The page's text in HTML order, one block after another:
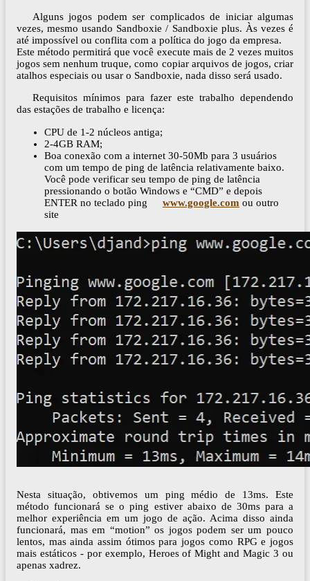
Alguns jogos podem ser complicados de iniciar algumas
vezes, mesmo usando Sandboxie / Sandboxie plus. Às vezes é
até impossível ou conflita com a política do jogo da empresa.
Este método permitirá que você execute mais de 2 vezes muitos
jogos sem nenhum truque, como copiar arquivos de jogos, criar
atalhos especiais ou usar o Sandboxie, nada disso será usado.
Requisitos mínimos para fazer este trabalho dependendo
das estações de trabalho e licença:
CPU de 1-2 núcleos antiga;
2-4GB RAM;
Boa conexão com a internet 30-50Mb para 3 usuários
com um tempo de ping de latência relativamente baixo.
Você pode verificar seu tempo de ping de latência
pressionando o botão Windows e “CMD” e depois
ENTER no teclado ping
www.google.com ou outro
site
Nesta situação, obtivemos um ping médio de 13ms. Este
método funcionará se o ping estiver abaixo de 30ms para a
melhor experiência em um jogo de ação. Acima disso ainda
funcionará, mas em “motion” os jogos podem ser um pouco
lentos, mas ainda assim ótimos para jogos como RPG e jogos
mais estáticos - por exemplo, Heroes of Might and Magic 3 ou
apenas xadrez.